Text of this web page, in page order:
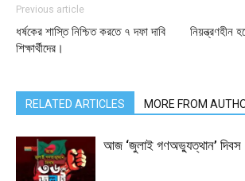
Previous article
ধর্ষকের শাস্তি নিশ্চিত করতে ৭ দফা দাবি
শিক্ষার্থীদের।
নিয়ন্ত্রণহীন
RELATED ARTICLES MORE FROM
আজ ‘জুলাই গণঅভ্যুত্থান’ দিবস